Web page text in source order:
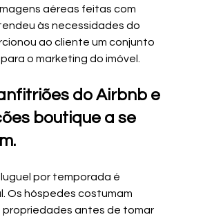
aéreas feitas com
às necessidades do
ao cliente um conjunto
o marketing do imóvel.
do Airbnb e
boutique a se
por temporada é
Os hóspedes costumam
propriedades antes de tomar